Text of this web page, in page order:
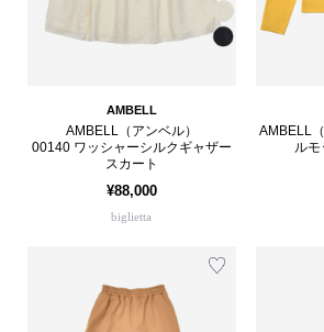
AMBELL
AMBELL（アンベル）
00140 ワッシャーシルクギャザー
スカート
¥88,000
biglietta
AMBELL
ル